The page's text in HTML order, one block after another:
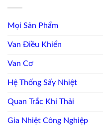
Mọi Sản Phẩm
Van Điều Khiển
Van Cơ
Hệ Thống Sấy Nhiệt
Quan Trắc Khí Thải
Gia Nhiệt Công Nghiệp